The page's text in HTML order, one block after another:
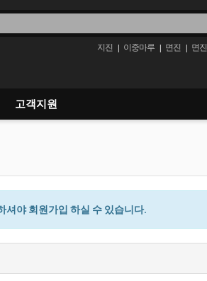
지진 | 이중마루 | 면진 | 면
고객지원
셔야 회원가입 하실 수 있습니다.